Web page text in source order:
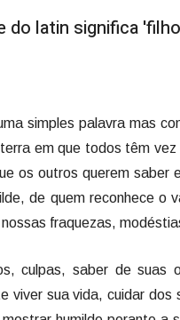
do latin significa
simples palavra mas
em que todos têm
os outros querem saber
de quem reconhece o
fraquezas,
culpas, saber de suas
viver sua vida, cuidar